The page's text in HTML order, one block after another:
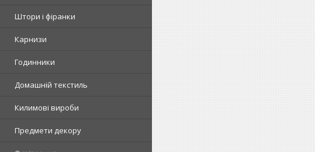
Штори і фіранки
Карнизи
Годинники
Домашній текстиль
Килимові вироби
Предмети декору